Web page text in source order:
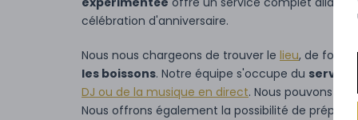
célébration d'anniversaire.
Nous nous chargeons de trouver le lieu, de
les boissons. Notre équipe s'occupe du service
DJ ou de la musique en direct. Nous pouvons
Nous offrons également la possibilité de